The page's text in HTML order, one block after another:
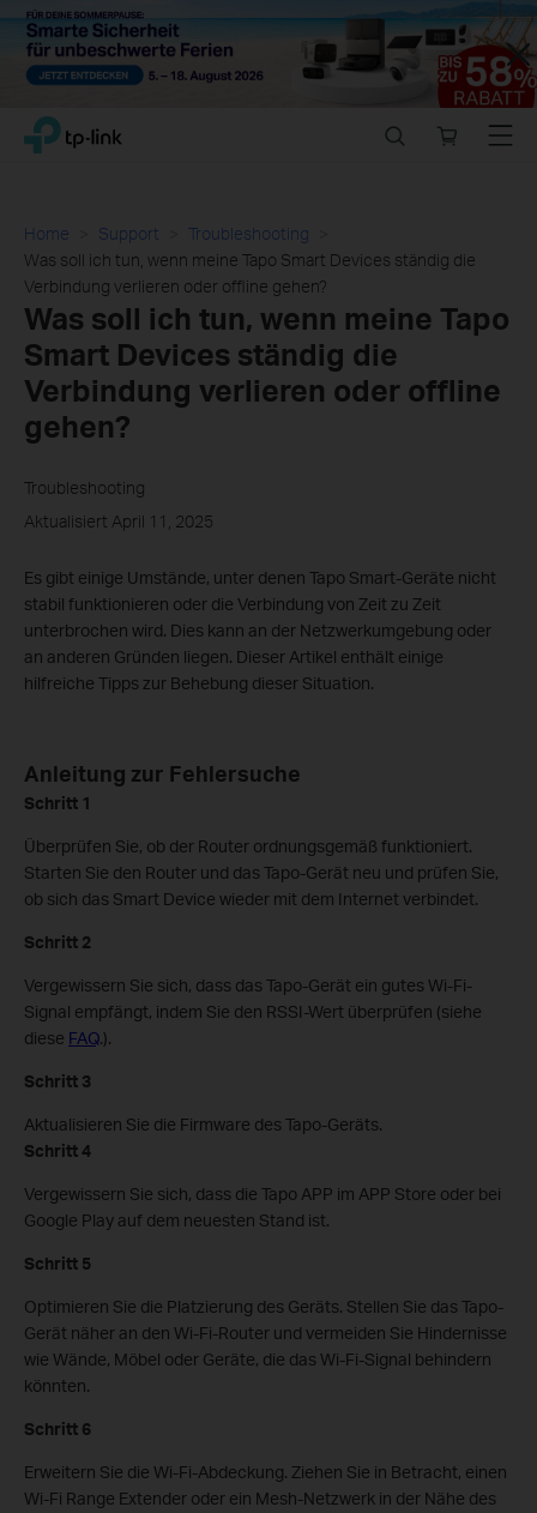
Close
Click
navigation
bar
TP-Link, Reliably Smart
store
Menu
Home Support
Troubleshooting
Was soll ich tun, wenn meine Tapo Smart Devices ständig die
Verbindung verlieren oder offline gehen?
Was soll ich tun, wenn meine Tapo
Smart Devices ständig die
Verbindung verlieren oder offline
gehen?
Troubleshooting
Aktualisiert April 11, 2025
Es gibt einige Umstände, unter denen Tapo Smart-Geräte nicht
stabil funktionieren oder die Verbindung von Zeit zu Zeit
unterbrochen wird. Dies kann an der Netzwerkumgebung oder
an anderen Gründen liegen. Dieser Artikel enthält einige
hilfreiche Tipps zur Behebung dieser Situation.
Anleitung zur Fehlersuche
Schritt 1
Überprüfen Sie, ob der Router ordnungsgemäß funktioniert.
Starten Sie den Router und das Tapo-Gerät neu und prüfen Sie,
ob sich das Smart Device wieder mit dem Internet verbindet.
Schritt 2
Vergewissern Sie sich, dass das Tapo-Gerät ein gutes Wi-Fi-
Signal empfängt, indem Sie den RSSI-Wert überprüfen (siehe
diese FAQ.).
Schritt 3
Aktualisieren Sie die Firmware des Tapo-Geräts.
Schritt 4
Vergewissern Sie sich, dass die Tapo APP im APP Store oder bei
Google Play auf dem neuesten Stand ist.
Schritt 5
Optimieren Sie die Platzierung des Geräts. Stellen Sie das Tapo-
Gerät näher an den Wi-Fi-Router und vermeiden Sie Hindernisse
wie Wände, Möbel oder Geräte, die das Wi-Fi-Signal behindern
könnten.
Schritt 6
Erweitern Sie die Wi-Fi-Abdeckung. Ziehen Sie in Betracht, einen
Wi-Fi Range Extender oder ein Mesh-Netzwerk in der Nähe des